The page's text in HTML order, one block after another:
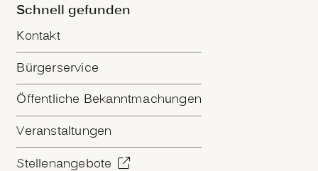
Schnell gefunden
Kontakt
Bürgerservice
Öffentliche Bekanntmachungen
Veranstaltungen
Stellenangebote